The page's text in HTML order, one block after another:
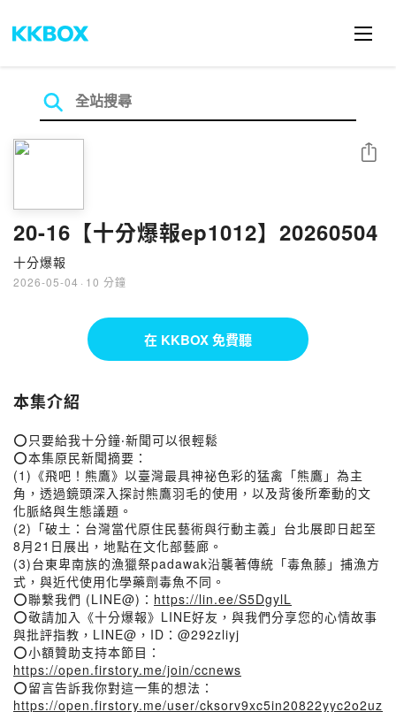
20-16【十分爆報ep1012】20260504
十分爆報
2026-05-04 · 10 分鐘
分享
在 KKBOX 免費聽
本集介紹
⭕只要給我十分鐘‧新聞可以很輕鬆
⭕本集原民新聞摘要：
(1)《飛吧！熊鷹》以臺灣最具神祕色彩的猛禽「熊鷹」為主
角，透過鏡頭深入探討熊鷹羽毛的使用，以及背後所牽動的文
化脈絡與生態議題。
(2)「破土：台灣當代原住民藝術與行動主義」台北展即日起至
8月21日展出，地點在文化部藝廊。
(3)台東卑南族的漁獵祭padawak沿襲著傳統「毒魚藤」捕漁方
式，與近代使用化學藥劑毒魚不同。
⭕聯繫我們 (LINE@)： https://lin.ee/S5DgylL
⭕敬請加入《十分爆報》LINE好友，與我們分享您的心情故事
與批評指教，LINE@，ID：@292zliyj
⭕小額贊助支持本節目：
https://open.firstory.me/join/ccnews
⭕留言告訴我你對這一集的想法：
https://open.firstory.me/user/cksorv9xc5in20822yyc2o2uz